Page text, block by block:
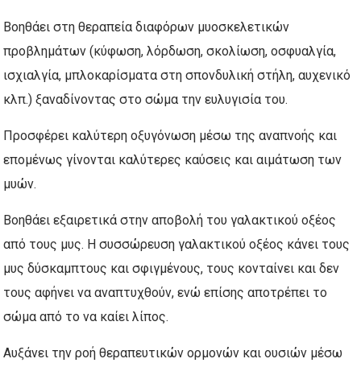
Βοηθάει στη θεραπεία διαφόρων μυοσκελετικών
προβλημάτων (κύφωση, λόρδωση, σκολίωση, οσφυαλγία,
ισχιαλγία, μπλοκαρίσματα στη σπονδυλική στήλη, αυχενικό
κλπ.) ξαναδίνοντας στο σώμα την ευλυγισία του.
Προσφέρει καλύτερη οξυγόνωση μέσω της αναπνοής και
επομένως γίνονται καλύτερες καύσεις και αιμάτωση των
μυών.
Βοηθάει εξαιρετικά στην αποβολή του γαλακτικού οξέος
από τους μυς. Η συσσώρευση γαλακτικού οξέος κάνει τους
μυς δύσκαμπτους και σφιγμένους, τους κονταίνει και δεν
τους αφήνει να αναπτυχθούν, ενώ επίσης αποτρέπει το
σώμα από το να καίει λίπος.
Αυξάνει την ροή θεραπευτικών ορμονών και ουσιών μέσω